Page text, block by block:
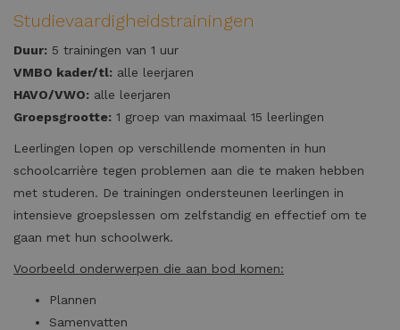
Studievaardigheidstrainingen
Duur: 5 trainingen van 1 uur
VMBO kader/tl: alle leerjaren
HAVO/VWO: alle leerjaren
Groepsgrootte: 1 groep van maximaal 15 leerlingen
Leerlingen lopen op verschillende momenten in hun
schoolcarrière tegen problemen aan die te maken hebben
met studeren. De trainingen ondersteunen leerlingen in
intensieve groepslessen om zelfstandig en effectief om te
gaan met hun schoolwerk.
Voorbeeld onderwerpen die aan bod komen:
Plannen
Samenvatten